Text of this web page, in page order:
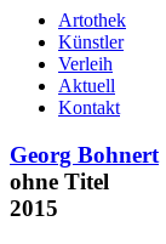
Artothek
Künstler
Verleih
Aktuell
Kontakt
Georg Bohnert
ohne Titel
2015